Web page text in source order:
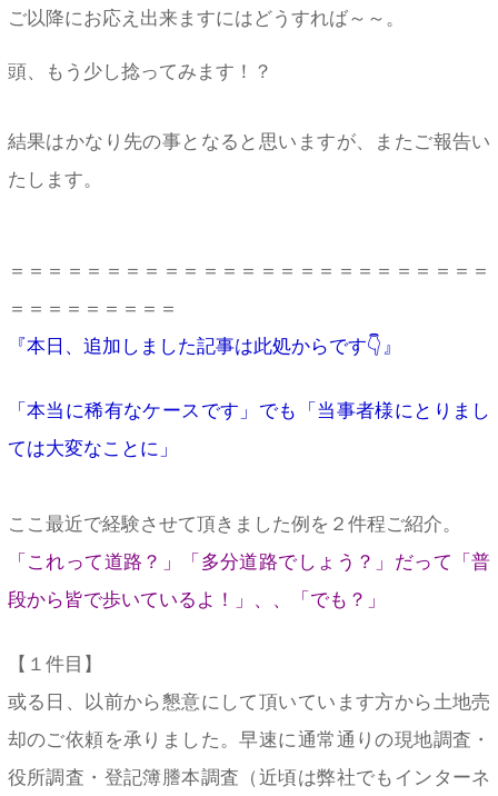
ご以降にお応え出来ますにはどうすれば～～。
頭、もう少し捻ってみます！？
結果はかなり先の事となると思いますが、またご報告い
たします。
＝＝＝＝＝＝＝＝＝＝＝＝＝＝＝＝＝＝＝＝＝＝＝＝＝
＝＝＝＝＝＝＝＝＝
『本日、追加しました記事は此処からです👇』
「本当に稀有なケースです」でも「当事者様にとりまし
ては大変なことに」
ここ最近で経験させて頂きました例を２件程ご紹介。
「これって道路？」「多分道路でしょう？」だって「普
段から皆で歩いているよ！」、、「でも？」
【１件目】
或る日、以前から懇意にして頂いています方から土地売
却のご依頼を承りました。早速に通常通りの現地調査・
役所調査・登記簿謄本調査（近頃は弊社でもインターネ